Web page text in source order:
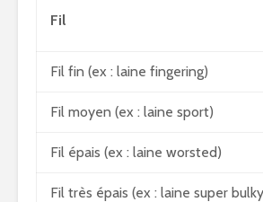
Fil
Fil fin (ex : laine fingering)
Fil moyen (ex : laine sport)
Fil épais (ex : laine worsted)
Fil très épais (ex : laine super